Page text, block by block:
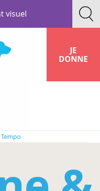
visuel
JE
DONNE